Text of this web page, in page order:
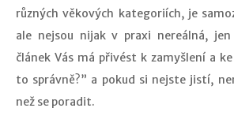
různých věkových kategoriích, je
ale nejsou nijak v praxi nereálná,
článek Vás má přivést k zamyšlení a
to správně?” a pokud si nejste jistí,
než se poradit.